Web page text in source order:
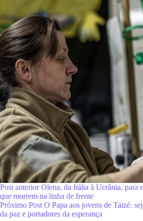
PostanteriorOlena, da Itália à Ucrânia, para
que morrem na linha de frente
Próximo Post O Papa aos jovens de Taizé:
da paz e portadores da esperança